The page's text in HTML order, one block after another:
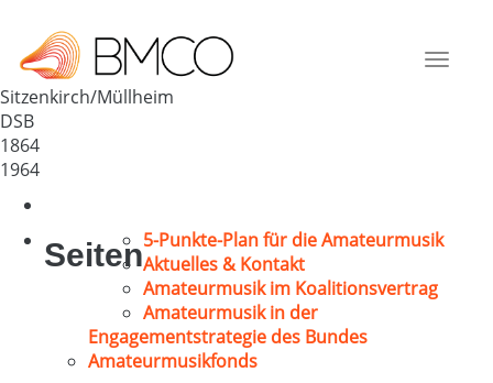
Toggle
Deutschland
79400
Sitzenkirch/Müllheim
DSB
1864
1964
Seiten5-Punkte-Plan für die Amateurmusik
Aktuelles & Kontakt
Amateurmusik im Koalitionsvertrag
Amateurmusik in der
Engagementstrategie des Bundes
Amateurmusikfonds